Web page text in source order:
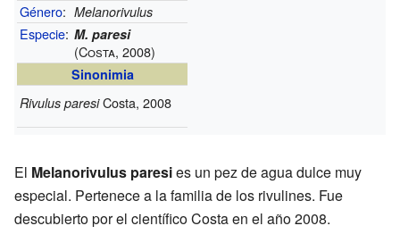
Género: Melanorivulus
Especie: M. paresi
(Costa, 2008)
Sinonimia
Rivulus paresi Costa, 2008
El Melanorivulus paresies un pez de agua dulce muy
especial. Pertenece a la familia de los rivulines. Fue
descubierto por el científico Costa en el año 2008.